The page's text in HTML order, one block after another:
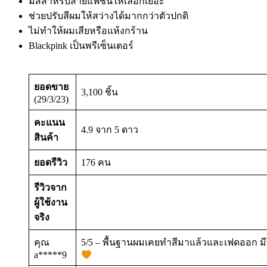
ช่วยปรับสีผมให้สว่างได้มากกว่าตัวปกติ
ไม่ทำให้ผมเสียหรือแห้งกร้าน
Blackpink เป็นพรีเซ็นเตอร์
ยอดขาย
(29/3/23)
3,100 ชิ้น
คะแนน
สินค้า
4.9 จาก 5 ดาว
ยอดรีวิว 176 คน
รีวิวจาก
ผู้ใช้งาน
จริง
คุณ
a*****9
5/5 – พื้นฐานผมเคยทำสีมาแล้วและเฟดออก